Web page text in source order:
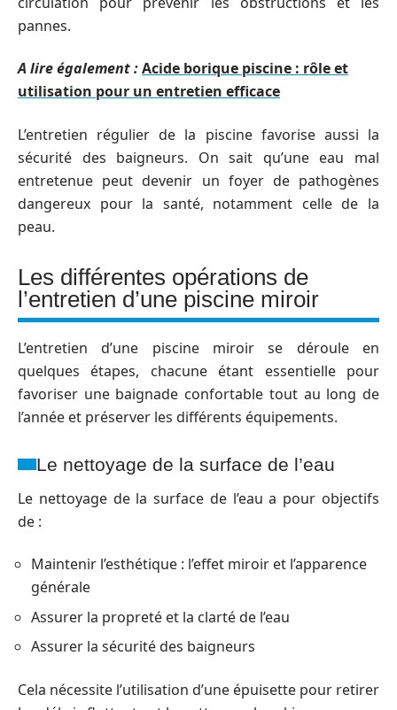
pannes.
A lire également :Acide borique piscine : rôle et
utilisation pour un entretien efficace
L’entretien régulier de la piscine favorise aussi la
sécurité des baigneurs. On sait qu’une eau mal
entretenue peut devenir un foyer de pathogènes
dangereux pour la santé, notamment celle de la
peau.
Les différentes opérations de
l’entretien d’une piscine miroir
L’entretien d’une piscine miroir se déroule en
quelques étapes, chacune étant essentielle pour
favoriser une baignade confortable tout au long de
l’année et préserver les différents équipements.
Le nettoyage de la surface de l’eau
Le nettoyage de la surface de l’eau a pour objectifs
de :
Maintenir l’esthétique : l’effet miroir et l’apparence
générale
Assurer la propreté et la clarté de l’eau
Assurer la sécurité des baigneurs
Cela nécessite l’utilisation d’une épuisette pour retirer